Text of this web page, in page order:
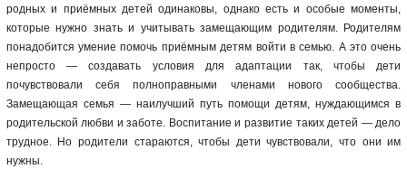
родных и приёмных детей одинаковы, однако есть и особые моменты,
которые нужно знать и учитывать замещающим родителям. Родителям
понадобится умение помочь приёмным детям войти в семью. А это очень
непросто — создавать условия для адаптации так, чтобы дети
почувствовали себя полноправными членами нового сообщества.
Замещающая семья — наилучший путь помощи детям, нуждающимся в
родительской любви и заботе. Воспитание и развитие таких детей — дело
трудное. Но родители стараются, чтобы дети чувствовали, что они им
нужны.